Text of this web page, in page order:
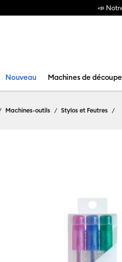
! Voici la Cricut AutoPress™ 2
Nouveau Machines de découpe
Machines-outils Stylos et Feutres